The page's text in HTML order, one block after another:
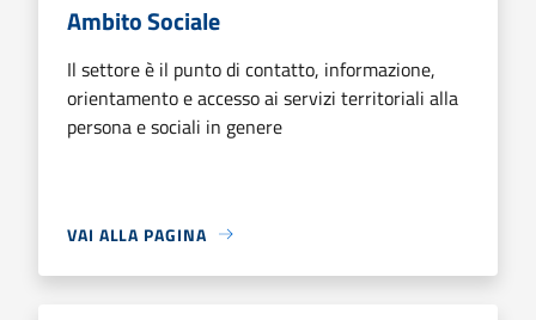
Ambito Sociale
Il settore è il punto di contatto, informazione,
orientamento e accesso ai servizi territoriali alla
persona e sociali in genere
VAI ALLA PAGINA